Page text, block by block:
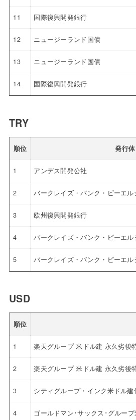
11 国際復興開発銀行
12 ニュージーランド国債
13 ニュージーランド国債
14 国際復興開発銀行
TRY
順位 発行
1 アンデス開発公社
2 バークレイズ・バンク・ピーエ
3 欧州復興開発銀行
4 バークレイズ・バンク・ピーエ
5 バークレイズ・バンク・ピーエ
USD
順位
1 楽天グループ 米ドル建 永久劣後
2 楽天グループ 米ドル建 永久劣後
3 シティグループ・インク米ドル
4 ゴールドマン･サックス･グルー